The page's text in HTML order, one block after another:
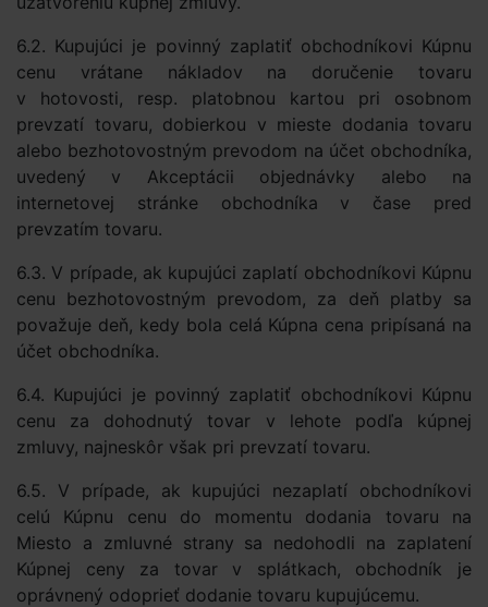
6.2. Kupujúci je povinný zaplatiť obchodníkovi Kúpnu
cenu vrátane nákladov na doručenie tovaru
v hotovosti, resp. platobnou kartou pri osobnom
prevzatí tovaru, dobierkou v mieste dodania tovaru
alebo bezhotovostným prevodom na účet obchodníka,
uvedený v Akceptácii objednávky alebo na
internetovej stránke obchodníka v čase pred
prevzatím tovaru.
6.3. V prípade, ak kupujúci zaplatí obchodníkovi Kúpnu
cenu bezhotovostným prevodom, za deň platby sa
považuje deň, kedy bola celá Kúpna cena pripísaná na
účet obchodníka.
6.4. Kupujúci je povinný zaplatiť obchodníkovi Kúpnu
cenu za dohodnutý tovar v lehote podľa kúpnej
zmluvy, najneskôr však pri prevzatí tovaru.
6.5. V prípade, ak kupujúci nezaplatí obchodníkovi
celú Kúpnu cenu do momentu dodania tovaru na
Miesto a zmluvné strany sa nedohodli na zaplatení
Kúpnej ceny za tovar v splátkach, obchodník je
oprávnený odoprieť dodanie tovaru kupujúcemu.